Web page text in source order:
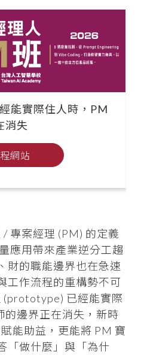
能實際住人時，PM
消失
網站
專案經理 (PM) 的定義
應用帶來產業逆分工趨
財的職能邊界也在急速
工作流程的重構勢不可
(prototype) 已經能實際
的邊界正在消失，新時
能助益，更能將 PM 寶
「做什麼」與「為什